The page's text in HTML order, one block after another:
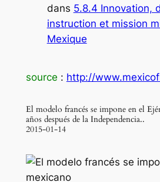
dans 5.8.4 Innovation,
instruction et mission
Mexique
source : http://
El modelo francés se impone en el
años después de la Independencia..
2015-01-14